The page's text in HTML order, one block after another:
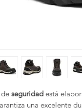
seguridad está
una excelente